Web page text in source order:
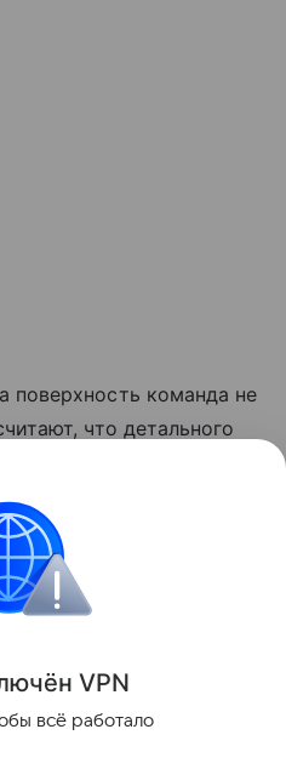
поверхность команда не
что детального
лучше оставить
героической эпохе
и как сложившуюся
Поделиться
ён VPN
всё работало